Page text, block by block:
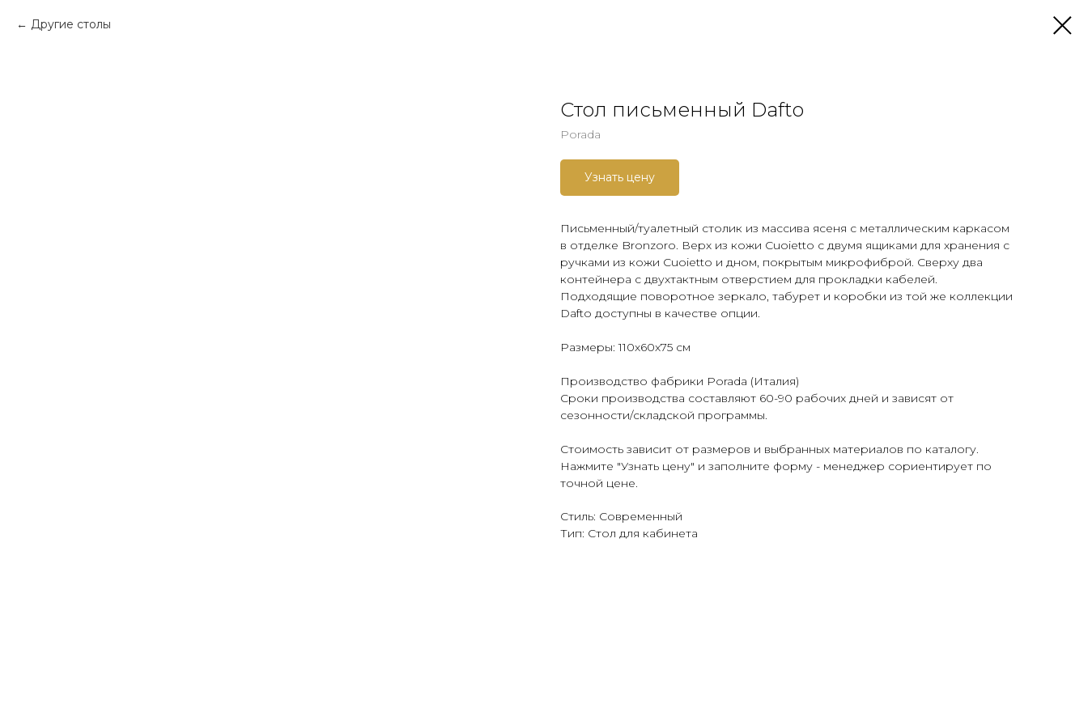
Другие столы
Стол письменный Dafto
Porada
Узнать цену
Письменный/туалетный столик из массива ясеня с металлическим каркасом
в отделке Bronzoro. Верх из кожи Cuoietto с двумя ящиками для хранения с
ручками из кожи Cuoietto и дном, покрытым микрофиброй. Сверху два
контейнера с двухтактным отверстием для прокладки кабелей.
Подходящие поворотное зеркало, табурет и коробки из той же коллекции
Dafto доступны в качестве опции.
Размеры: 110х60х75 см
Производство фабрики Porada (Италия)
Сроки производства составляют 60-90 рабочих дней и зависят от
сезонности/складской программы.
Стоимость зависит от размеров и выбранных материалов по каталогу.
Нажмите "Узнать цену" и заполните форму - менеджер сориентирует по
точной цене.
Стиль: Современный
Тип: Стол для кабинета